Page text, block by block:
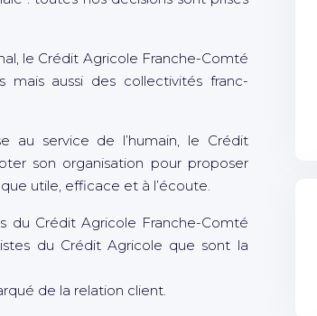
le Crédit Agricole Franche-Comté
mais aussi des collectivités franc-
au service de l’humain, le Crédit
son organisation pour proposer
utile, efficace et à l’écoute.
du Crédit Agricole Franche-Comté
du Crédit Agricole que sont la
de la relation client.